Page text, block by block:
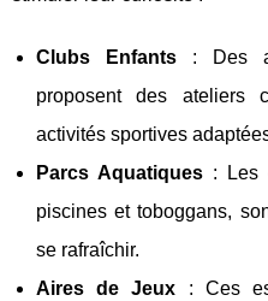
Clubs Enfants : Des
proposent des ateliers
activités sportives
Parcs Aquatiques: Les
piscines et toboggans,
se rafraîchir.
Aires de Jeux : Ces